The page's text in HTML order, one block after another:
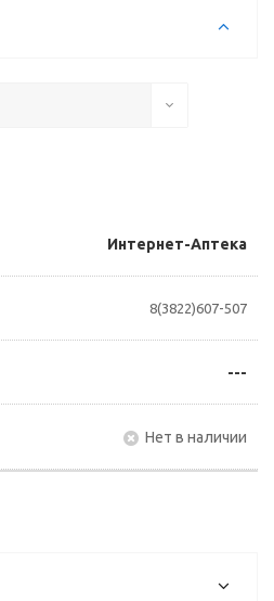
Интернет-Аптека
8(3822)607-507
---
Нет в наличии